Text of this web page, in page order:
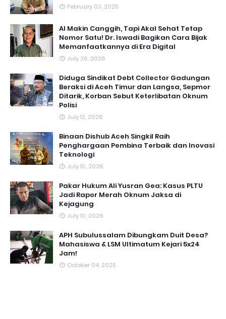
February 03, 2025
AI Makin Canggih, Tapi Akal Sehat Tetap
Nomor Satu! Dr. Iswadi Bagikan Cara Bijak
Memanfaatkannya di Era Digital
July 26, 2026
Diduga Sindikat Debt Collector Gadungan
Beraksi di Aceh Timur dan Langsa, Sepmor
Ditarik, Korban Sebut Keterlibatan Oknum
Polisi
July 12, 2026
Binaan Dishub Aceh Singkil Raih
Penghargaan Pembina Terbaik dan Inovasi
Teknologi
July 10, 2026
Pakar Hukum Ali Yusran Gea: Kasus PLTU
Jadi Rapor Merah Oknum Jaksa di
Kejagung
July 10, 2026
APH Subulussalam Dibungkam Duit Desa?
Mahasiswa & LSM Ultimatum Kejari 5x24
Jam!
October 04, 2025